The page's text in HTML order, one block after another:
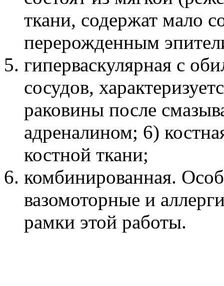
ткани, содержат мало
перерожденным
гиперваскулярная с
сосудов,
раковины после
адреналином; 6)
костной ткани;
комбинированная.
вазомоторные и
рамки этой работы.